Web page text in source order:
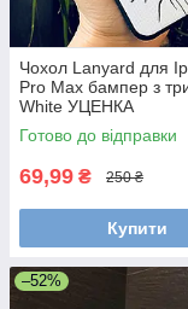
Чохол Lanyard для
Pro Max бампер з
White УЦЕНКА
Готово до відправки
69,99 ₴ 250 ₴
Купити
–52%